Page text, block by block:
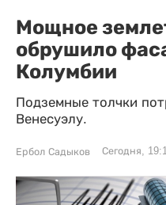
Мощное
обрушило
Колумбии
Подземные толчки
Венесуэлу.
Ербол Садыков Сегодня,